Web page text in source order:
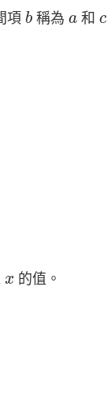
項 b
b 稱為 a
a 和 c
c
x
x 的值。